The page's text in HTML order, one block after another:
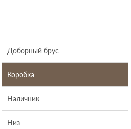
Доборный брус
Коробка
Наличник
Низ